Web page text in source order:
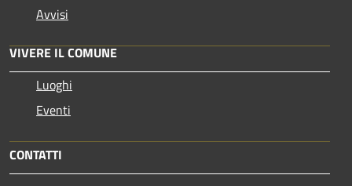
Avvisi
VIVERE IL COMUNE
Luoghi
Eventi
CONTATTI